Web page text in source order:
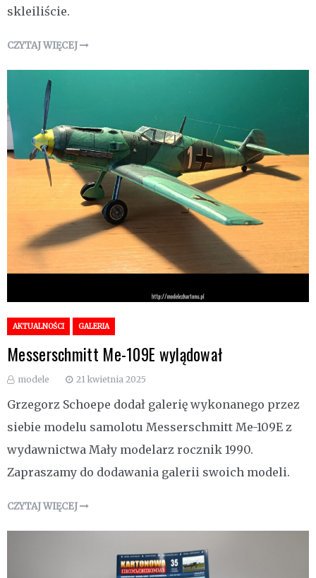
skleiliście.
CZYTAJ WIĘCEJ
AKTUALNOŚCI GALERIA
Messerschmitt Me-109E wylądował
modele 21 kwietnia 2025
Grzegorz Schoepe dodał galerię wykonanego przez
siebie modelu samolotu Messerschmitt Me-109E z
wydawnictwa Mały modelarz rocznik 1990.
Zapraszamy do dodawania galerii swoich modeli.
CZYTAJ WIĘCEJ